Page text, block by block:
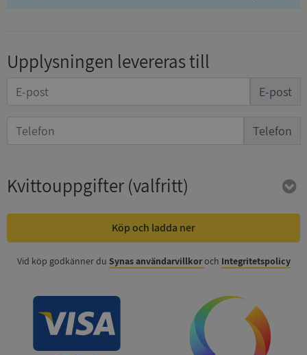
Upplysningen levereras till
E-post
Telefon
Kvittouppgifter(valfritt)
Köp och ladda ner
Vid köp godkänner du Synas användarvillkoroch Integritetspolicy